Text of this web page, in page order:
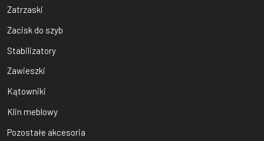
Zatrzaski
Zacisk do szyb
Stabilizatory
Zawieszki
Kątowniki
Klin meblowy
Pozostałe akcesoria